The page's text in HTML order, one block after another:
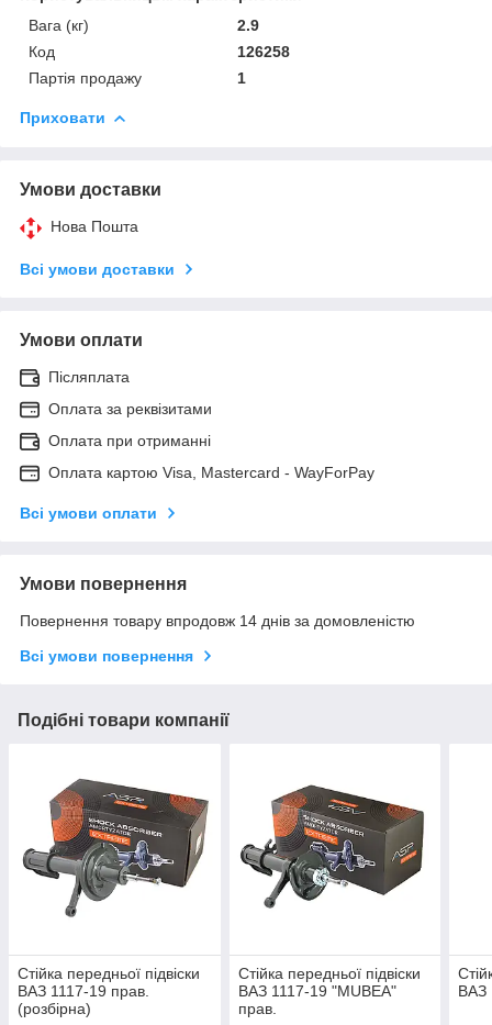
Вага (кг)
2.9
Код
126258
Партія продажу
1
Приховати
Умови доставки
Нова Пошта
Всі умови доставки
Умови оплати
Післяплата
Оплата за реквізитами
Оплата при отриманні
Оплата картою Visa, Mastercard - WayForPay
Всі умови оплати
Умови повернення
Повернення товару впродовж 14 днів за домовленістю
Всі умови повернення
Подібні товари компанії
Стійка передньої підвіски
ВАЗ 1117-19 прав.
(розбірна)
Стійка передньої підвіски
ВАЗ 1117-19 "MUBEA"
прав.
ВАЗ